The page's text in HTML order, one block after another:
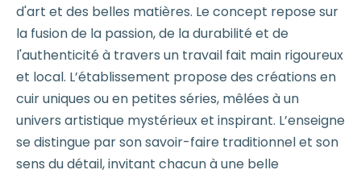
d'art et des belles matières. Le concept repose sur
la fusion de la passion, de la durabilité et de
l'authenticité à travers un travail fait main rigoureux
et local. L’établissement propose des créations en
cuir uniques ou en petites séries, mêlées à un
univers artistique mystérieux et inspirant. L’enseigne
se distingue par son savoir-faire traditionnel et son
sens du détail, invitant chacun à une belle